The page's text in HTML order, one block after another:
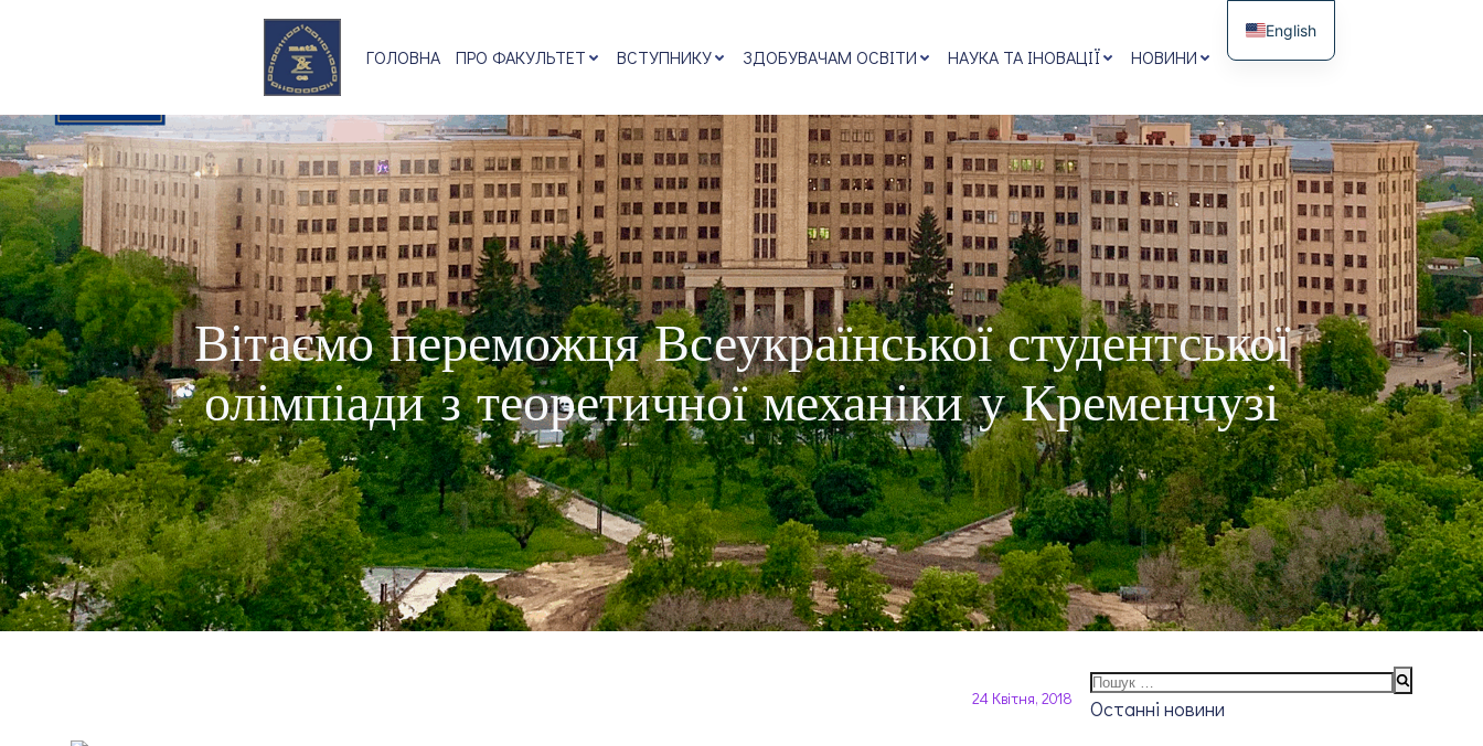
ГОЛОВНА ПРО ФАКУЛЬТЕТ ВСТУПНИКУ ЗДОБУВАЧАМ ОСВІТИ НАУКА ТА ІНОВАЦІЇ НОВИНИ
Вітаємо переможця Всеукраїнської студентської
олімпіади з теоретичної механіки у Кременчузі
24 Квітня, 2018
Пошук:
Останні новини
English